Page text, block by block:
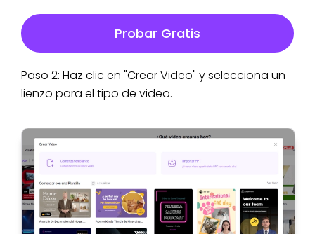
Probar Gratis
Paso 2: Haz clic en "Crear Video" y selecciona un
lienzo para el tipo de video.